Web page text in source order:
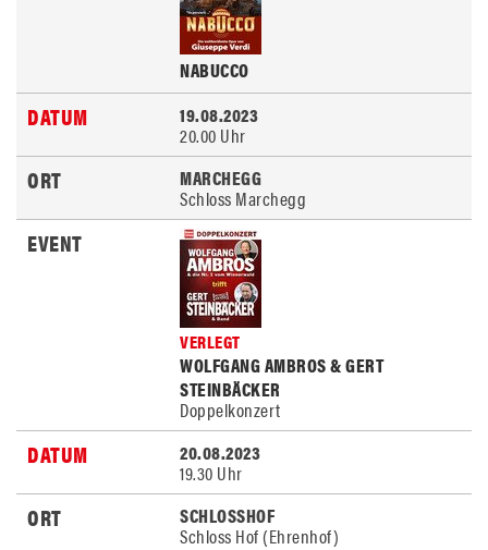
NABUCCO
19.08.2023
20.00 Uhr
MARCHEGG
Schloss Marchegg
VERLEGT
WOLFGANG AMBROS & GERT
STEINBÄCKER
Doppelkonzert
20.08.2023
19.30 Uhr
SCHLOSSHOF
Schloss Hof (Ehrenhof)